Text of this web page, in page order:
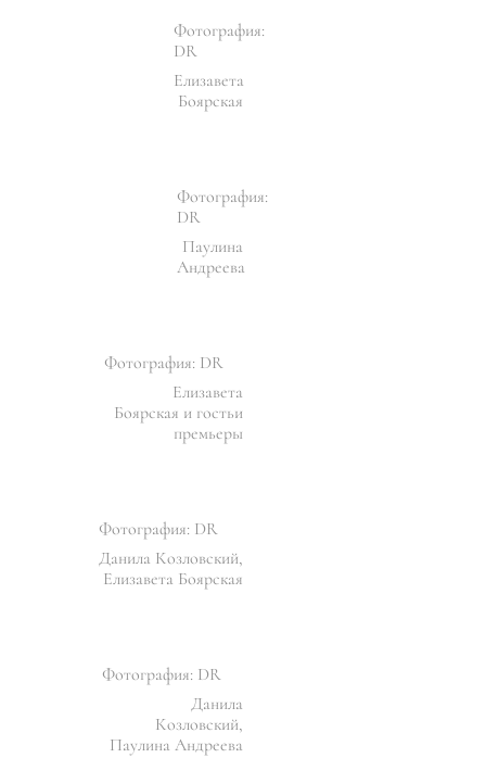
Фотография:
DR
Елизавета
Боярская
Фотография:
DR
Паулина
Андреева
Фотография: DR
Елизавета
Боярская и гостьи
премьеры
Фотография: DR
Данила Козловский,
Елизавета Боярская
Фотография: DR
Данила
Козловский,
Паулина Андреева